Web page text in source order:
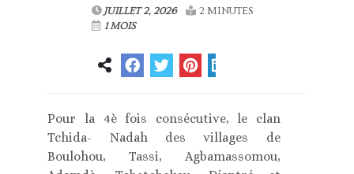
JUILLET 2, 2026
2 MINUTES
1 MOIS
Pour la 4è fois consécutive, le clan
Tchida- Nadah des villages de
Boulohou, Tassi, Agbamassomou,